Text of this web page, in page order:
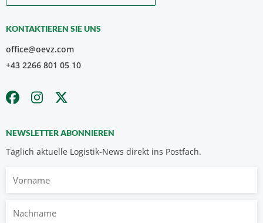
KONTAKTIEREN SIE UNS
office@oevz.com
+43 2266 801 05 10
NEWSLETTER ABONNIEREN
Täglich aktuelle Logistik-News direkt ins Postfach.
Nachname